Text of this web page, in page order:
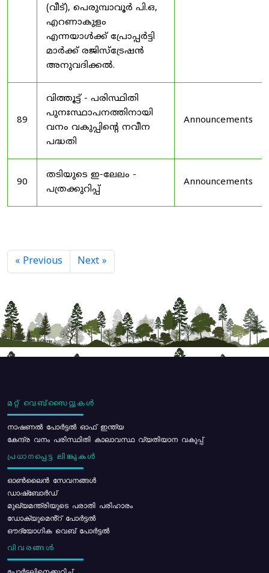
(വീട്), പെരുമ്പാവൂർ പി.ഒ,
എറണാകുളം
എന്നയാൾക്ക് പ്രോപ്പർട്ടി
മാർക്ക് രജിസ്ട്രേഷൻ
അനുവദിക്കൽ.
89
വിത്തൂട്ട് - പരിസ്ഥിതി
പുനഃസ്ഥാപനത്തിനായി
വനം വകുപ്പിന്റെ നവീന
പദ്ധതി
Announcements
90
തടിയുടെ ഇ-ലേലം -
പത്രക്കുറിപ്പ്
Announcements
« Previous Next »
മറ്റ് വെബ്സൈറ്റുകൾ
നാഷണൽ പോർട്ടൽ ഓഫ് ഇന്ത്യ
കേന്ദ്ര വനം പരിസ്ഥിതി കാലാവസ്ഥ വ്യതിയാന വകുപ്പ്
പ്രധാനപ്പെട്ട ലിങ്കുകൾ
ഓൺലൈൻ സേവനങ്ങൾ
ഡാഷ്ബോർഡ്
മുഖ്യമന്ത്രിയുടെ പരാതി പരിഹാരം
ഡോക്യുമെൻ്റ് പോർട്ടൽ
ഔദ്യോഗിക വെബ് പോർട്ടൽ
വിവരങ്ങൾ
പോര്‍ട്ടലിനെക്കുറിച്ച്